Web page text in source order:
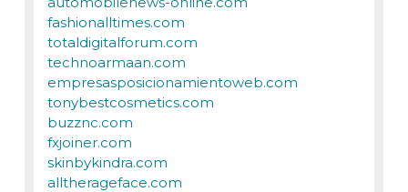
fashionalltimes.com
totaldigitalforum.com
technoarmaan.com
empresasposicionamientoweb.com
tonybestcosmetics.com
buzznc.com
fxjoiner.com
skinbykindra.com
alltherageface.com